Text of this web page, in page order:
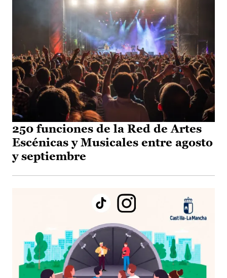
250 funciones de la Red de Artes
Escénicas y Musicales entre agosto
y septiembre